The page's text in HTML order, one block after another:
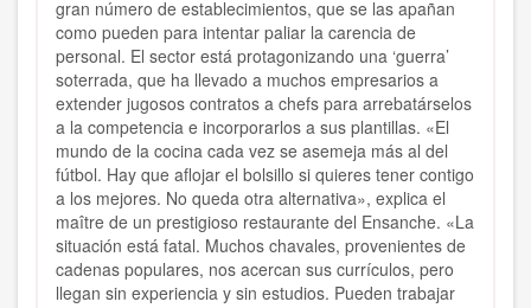
gran número de establecimientos, que se las apañan
como pueden para intentar paliar la carencia de
personal. El sector está protagonizando una ‘guerra’
soterrada, que ha llevado a muchos empresarios a
extender jugosos contratos a chefs para arrebatárselos
a la competencia e incorporarlos a sus plantillas. «El
mundo de la cocina cada vez se asemeja más al del
fútbol. Hay que aflojar el bolsillo si quieres tener contigo
a los mejores. No queda otra alternativa», explica el
maître de un prestigioso restaurante del Ensanche. «La
situación está fatal. Muchos chavales, provenientes de
cadenas populares, nos acercan sus currículos, pero
llegan sin experiencia y sin estudios. Pueden trabajar